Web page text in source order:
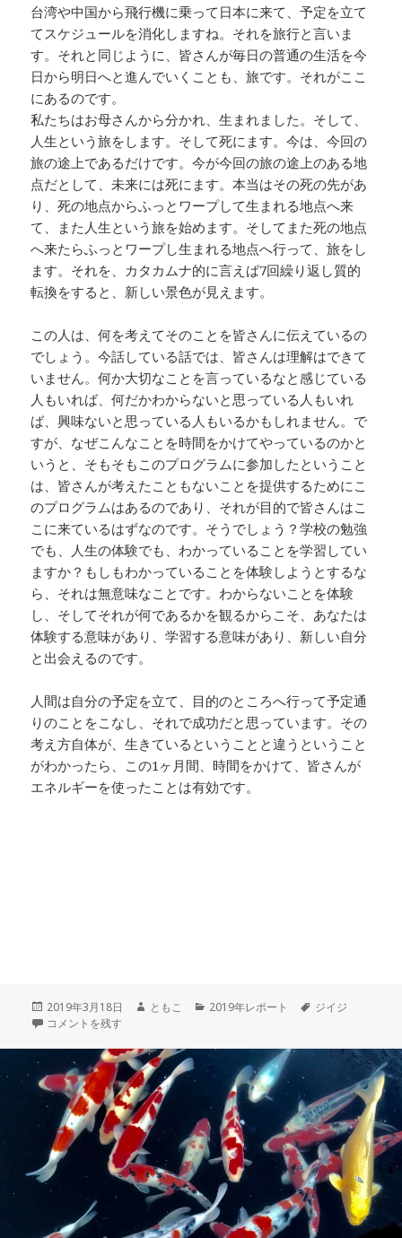
台湾や中国から飛行機に乗って日本に来て、予定を立て
てスケジュールを消化しますね。それを旅行と言いま
す。それと同じように、皆さんが毎日の普通の生活を今
日から明日へと進んでいくことも、旅です。それがここ
にあるのです。
私たちはお母さんから分かれ、生まれました。そして、
人生という旅をします。そして死にます。今は、今回の
旅の途上であるだけです。今が今回の旅の途上のある地
点だとして、未来には死にます。本当はその死の先があ
り、死の地点からふっとワープして生まれる地点へ来
て、また人生という旅を始めます。そしてまた死の地点
へ来たらふっとワープし生まれる地点へ行って、旅をし
ます。それを、カタカムナ的に言えば7回繰り返し質的
転換をすると、新しい景色が見えます。
この人は、何を考えてそのことを皆さんに伝えているの
でしょう。今話している話では、皆さんは理解はできて
いません。何か大切なことを言っているなと感じている
人もいれば、何だかわからないと思っている人もいれ
ば、興味ないと思っている人もいるかもしれません。で
すが、なぜこんなことを時間をかけてやっているのかと
いうと、そもそもこのプログラムに参加したということ
は、皆さんが考えたこともないことを提供するためにこ
のプログラムはあるのであり、それが目的で皆さんはこ
こに来ているはずなのです。そうでしょう？学校の勉強
でも、人生の体験でも、わかっていることを学習してい
ますか？もしもわかっていることを体験しようとするな
ら、それは無意味なことです。わからないことを体験
し、そしてそれが何であるかを観るからこそ、あなたは
体験する意味があり、学習する意味があり、新しい自分
と出会えるのです。
人間は自分の予定を立て、目的のところへ行って予定通
りのことをこなし、それで成功だと思っています。その
考え方自体が、生きているということと違うということ
がわかったら、この1ヶ月間、時間をかけて、皆さんが
エネルギーを使ったことは有効です。
投
稿
2019年3月18日
作
ともこ
カ
リ
ー
2019年レポート
タ
ジイジ
真学校は皆さんが欲しい情報を提供する場ではない に
コメントを残す